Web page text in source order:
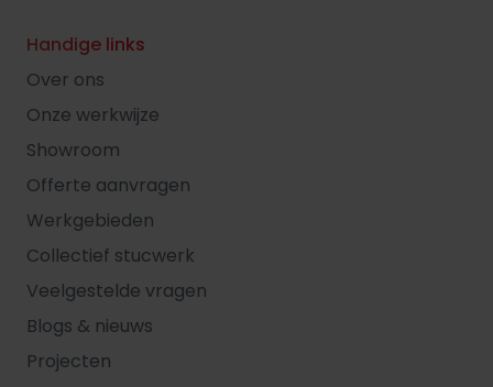
Handige links
Over ons
Onze werkwijze
Showroom
Offerte aanvragen
Werkgebieden
Collectief stucwerk
Veelgestelde vragen
Blogs & nieuws
Projecten